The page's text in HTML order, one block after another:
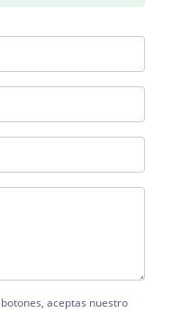
aceptas nuestro